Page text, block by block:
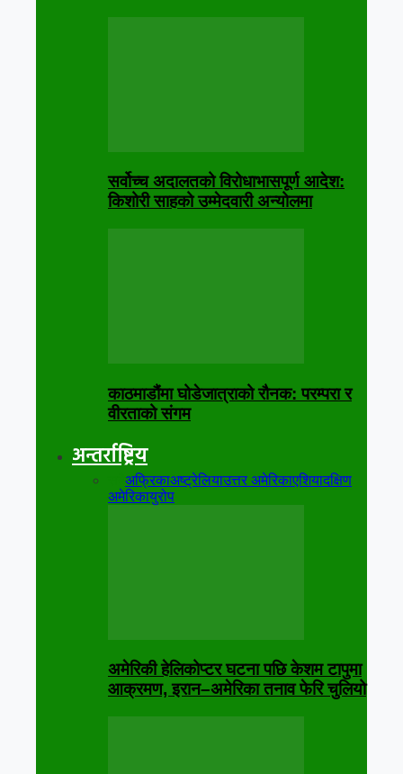
सर्वोच्च अदालतको विरोधाभासपूर्ण आदेश:
किशोरी साहको उम्मेदवारी अन्योलमा
काठमाडौंमा घोडेजात्राको रौनक: परम्परा र
वीरताको संगम
अन्तर्राष्ट्रिय
अफ्रिकाअष्ट्रेलियाउत्तर अमेरिकाएशियादक्षिण
अमेरिकायुरोप
अमेरिकी हेलिकोप्टर घटना पछि केशम टापुमा
आक्रमण, इरान–अमेरिका तनाव फेरि चुलियो